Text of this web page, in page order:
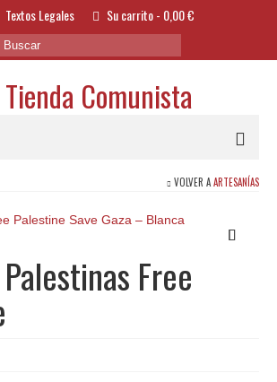
Textos Legales Su carrito- 0,00€
VOLVER AARTESANÍAS
Free